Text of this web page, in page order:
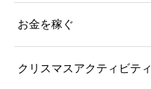
お金を稼ぐ
クリスマスアクティビティ